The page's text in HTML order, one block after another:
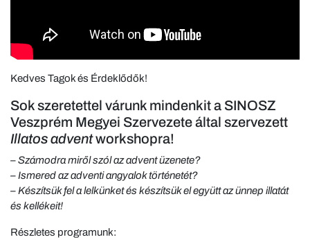
Kedves Tagok és Érdeklődők!
Sok szeretettel várunk mindenkit a SINOSZ
Veszprém Megyei Szervezete által szervezett
Illatos adventworkshopra!
– Számodra miről szól az advent üzenete?
– Ismered az adventi angyalok történetét?
– Készítsük fel a lelkünket és készítsük el együtt az ünnep illatát
és kellékeit!
Részletes programunk: